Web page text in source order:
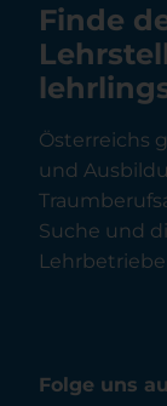
Finde
Österreichs
und
Suche und
Folge uns